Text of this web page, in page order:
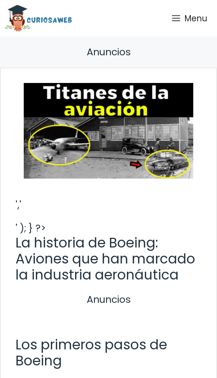
Saltar
contenido
Menu
Anuncios
','
' ); } ?>
La historia de Boeing:
Aviones que han marcado
la industria aeronáutica
Anuncios
Los primeros pasos de
Boeing